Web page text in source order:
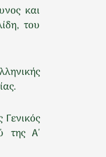
και
του
της Α΄